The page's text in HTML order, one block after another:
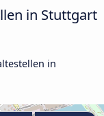
in Stuttgart
in